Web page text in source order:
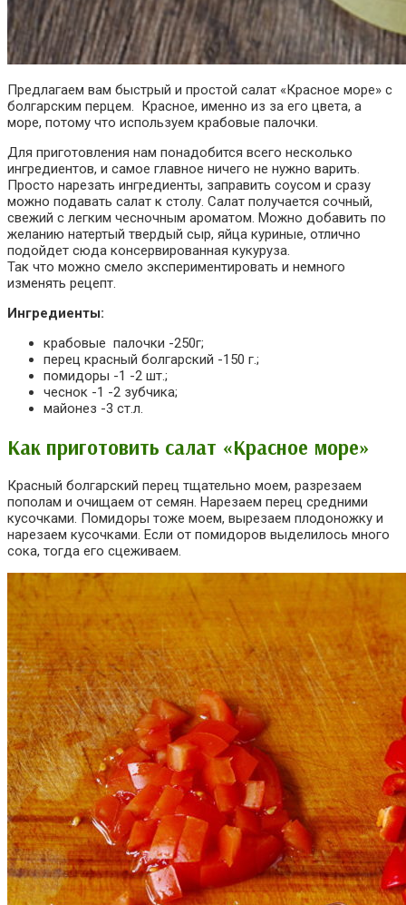
Предлагаем вам быстрый и простой салат «Красное море» с
болгарским перцем. Красное, именно из за его цвета, а
море, потому что используем крабовые палочки.
Для приготовления нам понадобится всего несколько
ингредиентов, и самое главное ничего не нужно варить.
Просто нарезать ингредиенты, заправить соусом и сразу
можно подавать салат к столу. Салат получается сочный,
свежий с легким чесночным ароматом. Можно добавить по
желанию натертый твердый сыр, яйца куриные, отлично
подойдет сюда консервированная кукуруза.
Так что можно смело экспериментировать и немного
изменять рецепт.
Ингредиенты:
крабовые палочки -250г;
перец красный болгарский -150 г.;
помидоры -1 -2 шт.;
чеснок -1 -2 зубчика;
майонез -3 ст.л.
Как приготовить салат «Красное море»
Красный болгарский перец тщательно моем, разрезаем
пополам и очищаем от семян. Нарезаем перец средними
кусочками. Помидоры тоже моем, вырезаем плодоножку и
нарезаем кусочками. Если от помидоров выделилось много
сока, тогда его сцеживаем.